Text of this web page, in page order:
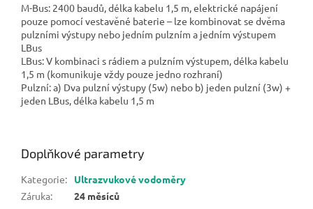
M-Bus: 2400 baudů, délka kabelu 1,5 m, elektrické napájení
pouze pomocí vestavěné baterie – lze kombinovat se dvěma
pulzními výstupy nebo jedním pulzním a jedním výstupem
LBus
LBus: V kombinaci s rádiem a pulzním výstupem, délka kabelu
1,5 m (komunikuje vždy pouze jedno rozhraní)
Pulzní: a) Dva pulzní výstupy (5w) nebo b) jeden pulzní (3w) +
jeden LBus, délka kabelu 1,5 m
Doplňkové parametry
Kategorie:
Ultrazvukové vodoměry
Záruka:
24 měsíců